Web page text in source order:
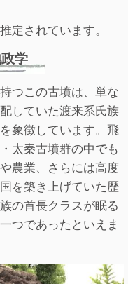
定されています。
学
つこの古墳は、単な
していた渡来系氏族
象徴しています。飛
太秦古墳群の中でも
農業、さらには高度
を築き上げていた歴
の首長クラスが眠る
つであったといえま